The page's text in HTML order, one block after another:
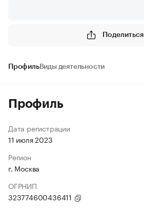
Поделиться
ПрофильВиды деятельности
Профиль
Дата регистрации
11 июля 2023
Регион
г. Москва
ОГРНИП
323774600436411